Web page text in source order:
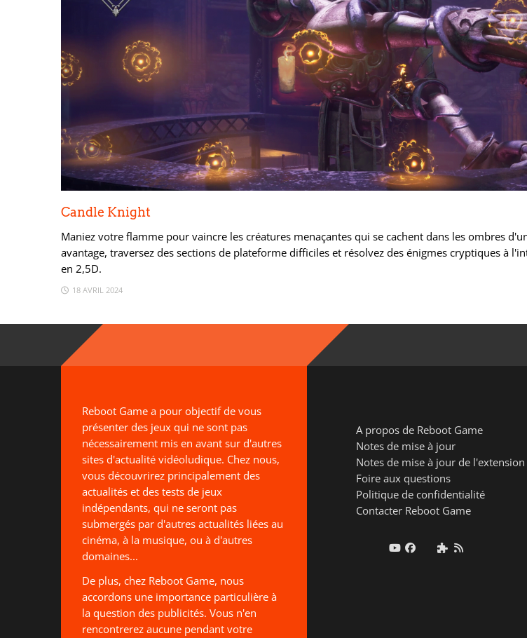
Candle Knight
Maniez votre flamme pour vaincre les créatures menaçantes qui se cachent dans les ombres
avantage, traversez des sections de plateforme difficiles et résolvez des énigmes cryptiques à
en 2,5D.
18 AVRIL 2024
Reboot Game a pour objectif de vous
présenter des jeux qui ne sont pas
nécessairement mis en avant sur d'autres
sites d'actualité vidéoludique. Chez nous,
vous découvrirez principalement des
actualités et des tests de jeux
indépendants, qui ne seront pas
submergés par d'autres actualités liées au
cinéma, à la musique, ou à d'autres
domaines...
De plus, chez Reboot Game, nous
accordons une importance particulière à
la question des publicités. Vous n'en
rencontrerez aucune pendant votre
A propos de Reboot Game
Notes de mise à jour
Notes de mise à jour de
Foire aux questions
Politique de confidentialité
Contacter Reboot Game